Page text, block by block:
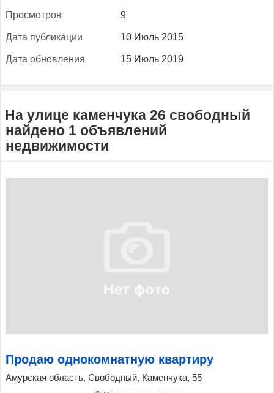
Прос­мотров 9
Да­та пуб­ли­кации 10 Июль 2015
Да­та об­новле­ния 15 Июль 2019
На улице каменчука 26 свободный
найдено 1 объявлений
недвижимости
Продаю однокомнатную квартиру
Амурская область, Свободный, Каменчука, 55